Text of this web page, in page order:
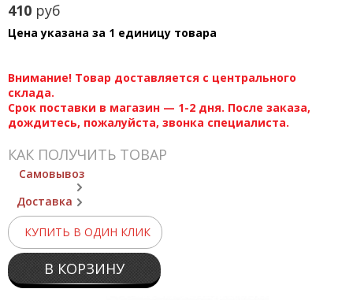
410 руб
Цена указана за 1 единицу товара
Внимание! Товар доставляется с центрального
склада.
Срок поставки в магазин — 1-2 дня. После заказа,
дождитесь, пожалуйста, звонка специалиста.
КАК ПОЛУЧИТЬ ТОВАР
Самовывоз
Доставка
КУПИТЬ В ОДИН КЛИК
В КОРЗИНУ